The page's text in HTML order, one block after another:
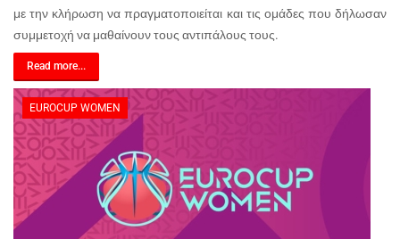
με την κλήρωση να πραγματοποιείται και τις ομάδες που δήλωσαν
συμμετοχή να μαθαίνουν τους αντιπάλους τους.
Read more...
EUROCUP WOMEN